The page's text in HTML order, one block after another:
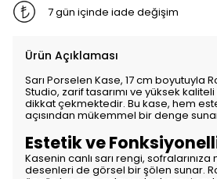
7 gün içinde iade değişim
Ürün Açıklaması
Sarı Porselen Kase, 17 cm boyutuyla
Studio, zarif tasarımı ve yüksek
dikkat çekmektedir. Bu kase, hem
açısından mükemmel bir denge
Estetik ve
Kasenin canlı sarı rengi,
desenleri de görsel bir şölen sunar.